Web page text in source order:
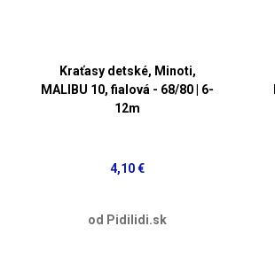
Kraťasy detské, Minoti,
MALIBU 10, fialová - 68/80 | 6-
12m
4,10 €
od Pidilidi.sk